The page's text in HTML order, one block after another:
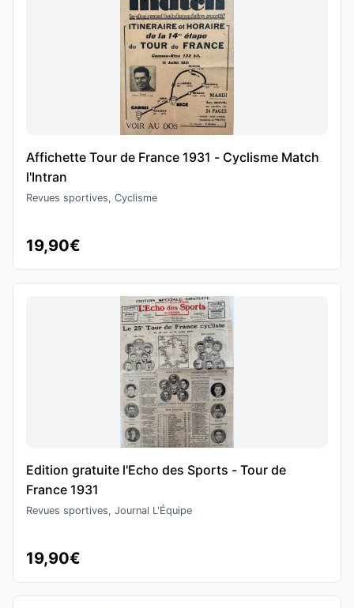
Affichette Tour de France 1931 - Cyclisme Match
l'Intran
Revues sportives, Cyclisme
19,90€
Edition gratuite l'Echo des Sports - Tour de
France 1931
Revues sportives, Journal L'Équipe
19,90€